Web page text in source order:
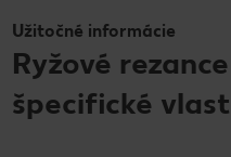
Užitočné informácie
Ryžové
špecifické